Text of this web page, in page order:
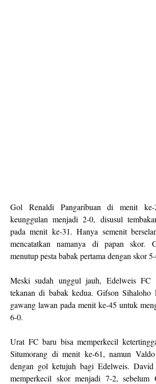
Gol Renaldi Pangaribuan di menit ke-
keunggulan menjadi 2-0, disusul
pada menit ke-31. Hanya semenit
mencatatkan namanya di papan skor.
menutup pesta babak pertama dengan skor
Meski sudah unggul jauh, Edelweis FC
tekanan di babak kedua. Gifson Sihaloho
gawang lawan pada menit ke-45 untuk
6-0.
Urat FC baru bisa memperkecil
Situmorang di menit ke-61, namun Valdo
dengan gol ketujuh bagi Edelweis. David
memperkecil skor menjadi 7-2, sebelum